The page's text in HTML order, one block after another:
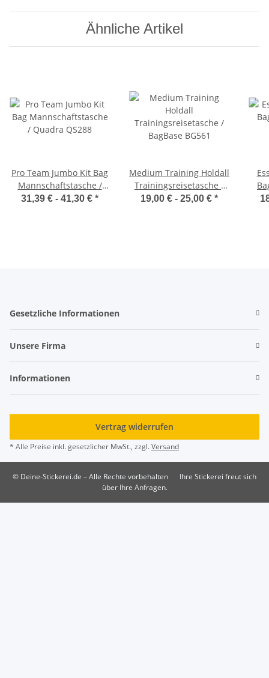
Ähnliche Artikel
Pro Team Jumbo Kit Bag
Mannschaftstasche /
Quadra QS288
31,39 € - 41,30 € *
Medium Training Holdall
Trainingsreisetasche /
BagBase BG561
19,00 € - 25,00 € *
Gesetzliche Informationen
Unsere Firma
Informationen
Vertrag widerrufen
* Alle Preise inkl. gesetzlicher MwSt., zzgl.Versand
© Deine-Stickerei.de – Alle Rechte vorbehalten
Ihre Stickerei freut sich
über Ihre Anfragen.